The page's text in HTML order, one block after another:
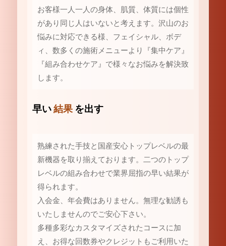
お客様一人一人の身体、肌質、体質には個性
があり同じ人はいないと考えます。沢山のお
悩みに対応できる様、フェイシャル、ボデ
ィ、数多くの施術メニューより『集中ケア』
『組み合わせケア』で様々なお悩みを解決致
します。
早い結果 を出す
熟練された手技と国産安心トップレベルの最
新機器を取り揃えております。二つのトップ
レベルの組み合わせで業界屈指の早い結果が
得られます。
入会金、年会費はありません。無理な勧誘も
いたしませんのでご安心下さい。
多種多彩なカスタマイズされたコースに加
え、お得な回数券やクレジットもご利用いた